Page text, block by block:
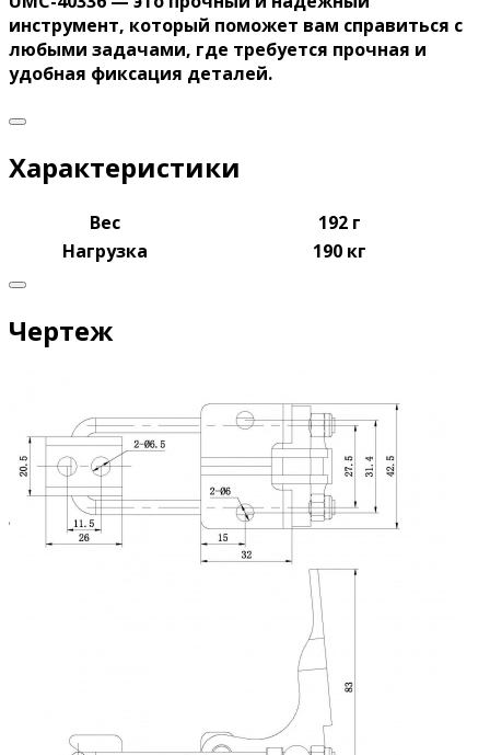
инструмент, который поможет вам справиться с
любыми задачами, где требуется прочная и
удобная фиксация деталей.
Характеристики
Вес
192 г
Нагрузка
190 кг
Чертеж